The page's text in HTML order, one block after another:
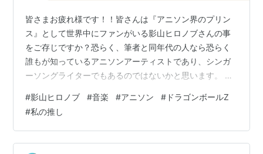
皆さまお疲れ様です！！皆さんは『アニソン界のプリン
ス』として世界中にファンがいる影山ヒロノブさんの事
をご存じですか？恐らく、筆者と同年代の人なら恐らく
誰もが知っているアニソンアーティストであり、シンガ
ーソングライターでもあるのではないかと思います。 本
ありアニソン界のプリンスである影山ヒロノブさんにつ
いて、ファンから愛されている名曲の紹介と、これまで
の活動の経歴をまとめましたのでぜひ、最後までお読み
ください。 アニソンシンガー影山ヒロノブ 彼は元アイド
#影山ヒロノブ #音楽 #アニソン # ドラゴンボールZ
#私の推し